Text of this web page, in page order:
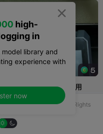
Technology Co., Ltd All Rights
high-
in
library and
experience with
now
